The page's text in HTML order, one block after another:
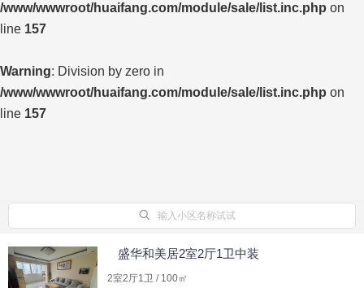
/www/wwwroot/huaifang.com/module/sale/list.inc.php on
line 157
Warning: Division by zero in
/www/wwwroot/huaifang.com/module/sale/list.inc.php on
line 157
输入小区名称试试
盛华和美居2室2厅1卫中装
2室2厅1卫 / 100㎡